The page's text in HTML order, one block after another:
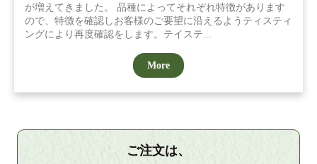
が増えてきました。 品種によってそれぞれ特徴があります
ので、特徴を確認しお客様のご要望に沿えるようティスティ
ングにより再度確認をします。テイステ...
More
ご注文は、